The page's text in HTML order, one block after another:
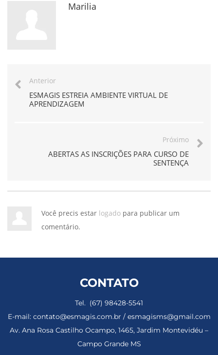
Marilia
Anterior
ESMAGIS ESTREIA AMBIENTE VIRTUAL DE
APRENDIZAGEM
Próximo
ABERTAS AS INSCRIÇÕES PARA CURSO DE
SENTENÇA
Você precis estar logado para publicar um
comentário.
CONTATO
Tel. (67) 98428-5541
E-mail: contato@esmagis.com.br / esmagisms@gmail.com
Av. Ana Rosa Castilho Ocampo, 1465, Jardim Montevidéu –
Campo Grande MS